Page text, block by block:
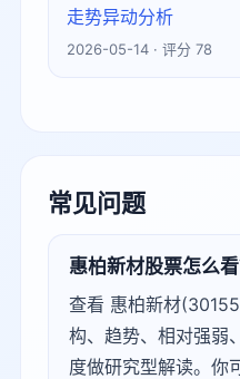
走势异动分析
2026-05-14 · 评分 78
常见问题
惠柏新材股票怎么看
查看 惠柏新材
构、趋势、相对强弱
度做研究型解读。你